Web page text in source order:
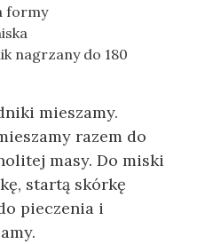
formy
nagrzany do 180
mieszamy.
razem do
masy. Do miski
startą skórkę
pieczenia i